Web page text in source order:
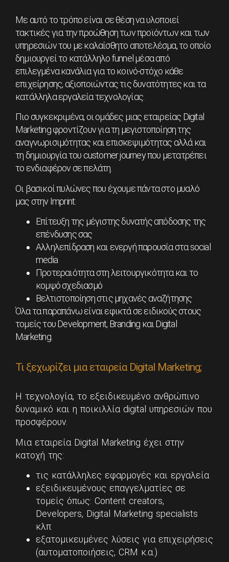
Με αυτό το τρόπο είναι σε θέση να υλοποιεί
τακτικές για την προώθηση των προϊόντων και των
υπηρεσιών του με καλαίσθητο αποτελέσμα, το οποίο
δημιουργεί το κατάλληλο funnel μέσα από
επιλεγμένα κανάλια για το κοινό-στόχο κάθε
επιχείρησης, αξιοποιώντας τις δυνατότητες και τα
κατάλληλα εργαλεία τεχνολογίας.
Πιο συγκεκριμένα, οι ομάδες μιας εταιρείας Digital
Marketing φροντίζουν για τη μεγιστοποίηση της
αναγνωρισιμότητας και επισκεψιμότητας αλλά και
τη δημιουργία του customer journey που μετατρέπει
το ενδιαφέρον σε πελάτη.
Οι βασικοί πυλώνες που έχουμε πάντα στο μυαλό
μας στην Imprint:
Επίτευξη της μέγιστης δυνατής απόδοσης της
επένδυσης σας
Αλληλεπίδραση και ενεργή παρουσία στα social
media
Προτεραιότητα στη λειτουργικότητα και το
κομψό σχεδιασμό
Βελτιστοποίηση στις μηχανές αναζήτησης
Όλα τα παραπάνω είναι εφικτά σε ειδικούς στους
τομείς του Development, Branding και Digital
Marketing.
Τι ξεχωρίζει μια εταιρεία Digital Marketing;
Η τεχνολογία, το εξειδικευμένο ανθρώπινο
δυναμικό και η ποικιλλία digital υπηρεσιών που
προσφέρουν.
Μια εταιρεία Digital Marketing έχει στην
κατοχή της:
τις κατάλληλες εφαρμογές και εργαλεία
εξειδικευμένους επαγγελματίες σε
τομείς όπως: Content creators,
Developers, Digital Marketing specialists
κλπ
εξατομικευμένες λύσεις για επιχειρήσεις
(αυτοματοποιήσεις, CRM κ.α.)